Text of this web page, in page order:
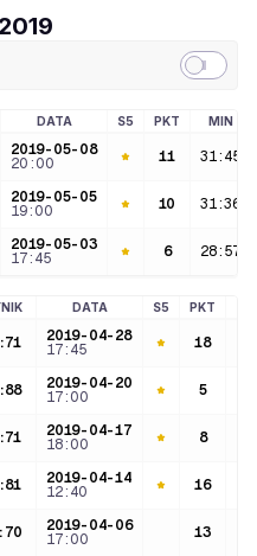
DATA S5 PKT MIN
2019-05-08
20:00
11 31:45
2019-05-05
19:00
10 31:36
2019-05-03
17:45
6 28:57
DATA S5 PKT
71
2019-04-28
17:45
18
88
2019-04-20
17:00
5
71
2019-04-17
18:00
8
81
2019-04-14
12:40
16
: 70
2019-04-06
17:00
13